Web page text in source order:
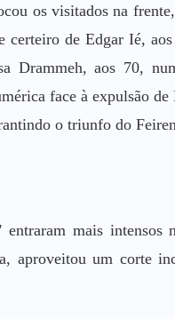
os visitados na
certeiro de Edgar Ié,
Drammeh, aos 70,
face à expulsão
o triunfo do
entraram mais
aproveitou um corte